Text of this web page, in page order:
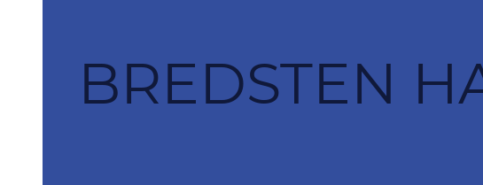
BREDSTEN